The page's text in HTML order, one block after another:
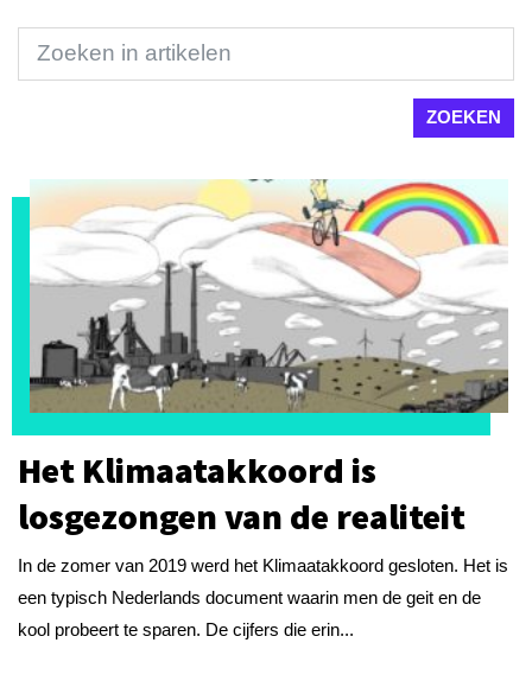
Het Klimaatakkoord is
losgezongen van de realiteit
In de zomer van 2019 werd het Klimaatakkoord gesloten. Het is
een typisch Nederlands document waarin men de geit en de
kool probeert te sparen. De cijfers die erin...